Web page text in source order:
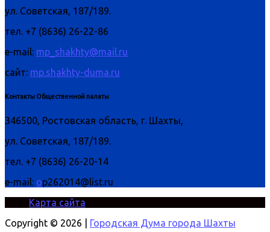
ул. Советская, 187/189.
тел. +7 (8636) 26-22-86
e-mail: mp_shakhty@mail.ru
сайт: mp.shakhty-duma.ru
Контакты Общественной палаты
346500, Ростовская область, г. Шахты,
ул. Советская, 187/189.
тел. +7 (8636) 26-20-14
e-mail: op262014@list.ru
Карта сайта
Copyright © 2026 |
Городская Дума города Шахты